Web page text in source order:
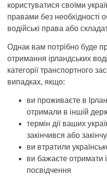
користуватися своїми
правами без необхідності
водійські права або
Однак вам потрібно буде
отримання ірландських
категорії транспортного
випадках, якщо:
ви проживаєте в
отримали в іншій
термін дії ваших
закінчився або
ви втратили
ви бажаєте отримати
посвідчення